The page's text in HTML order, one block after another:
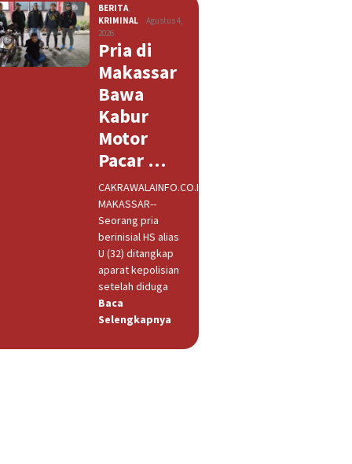
BERITA
KRIMINAL
Agustus 4,
2026
Pria di
Makassar
Bawa
Kabur
Motor
Pacar …
CAKRAWALAINFO.CO.ID,
MAKASSAR--
Seorang pria
berinisial HS alias
U (32) ditangkap
aparat kepolisian
setelah diduga
Baca
Selengkapnya